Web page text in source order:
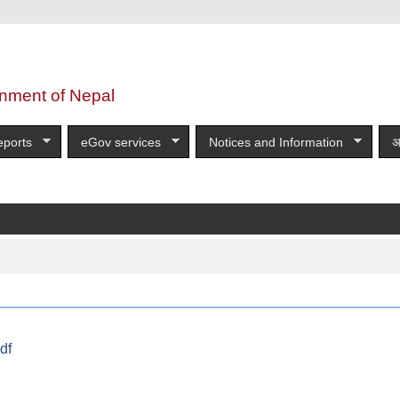
of Nepal
eGov services Notices and Information